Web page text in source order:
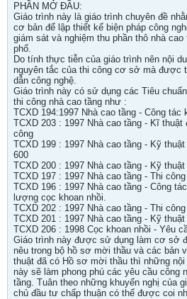
PHẦN MỞ ĐẦU:
Giáo trình này là giáo trình chuyên đề
cơ bản để lập thiết kế biện pháp công
giám sát và nghiệm thu phần thô nhà
phố.
Do tính thực tiễn của giáo trình nên nội
nguyên tắc của thi công cơ sở mà được
dẫn công nghệ.
Giáo trình này có sử dụng các Tiêu
thi công nhà cao tầng như :
TCXD 194:1997 Nhà cao tầng - Công tác
TCXD 203 : 1997 Nhà cao tầng - Kĩ
công
TCXD 199 : 1997 Nhà cao tầng - Kỹ
600
TCXD 200 : 1997 Nhà cao tầng - Kỹ
TCXD 197 : 1997 Nhà cao tầng - Thi
TCXD 196 : 1997 Nhà cao tầng - Công
lượng cọc khoan nhồi.
TCXD 202 : 1997 Nhà cao tầng - Thi
TCXD 201 : 1997 Nhà cao tầng - Kỹ
TCXD 206 : 1998 Cọc khoan nhồi - Yêu
Giáo trình này được sử dụng làm cơ sở
nêu trong bộ hồ sơ mời thầu và các bản
thuật đã có Hồ sơ mời thầu thì những
này sẽ làm phong phú các yêu cầu công
tầng. Tuân theo những khuyến nghị của
chủ đầu tư chấp thuận có thể được coi